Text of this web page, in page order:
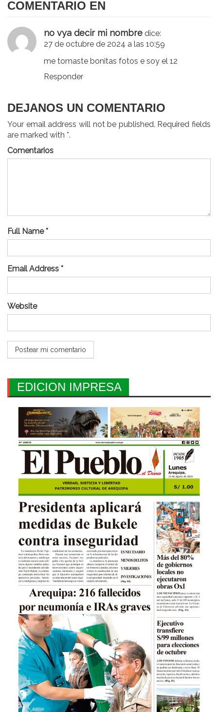
COMENTARIO EN
no vya decir mi nombre dice:
27 de octubre de 2024 a las 10:59
me tomaste bonitas fotos e soy el 12
Responder
DEJANOS UN COMENTARIO
Your email address will not be published. Required fields
are marked with *.
Comentarios
Full Name *
Email Address *
Website
EDICION IMPRESA